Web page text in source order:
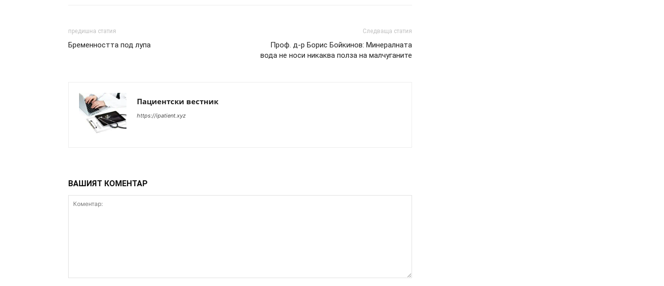
предишна статия
Бременността под лупа
Следваща статия
Проф. д-р Борис Бойкинов: Минералната
вода не носи никаква полза на малчуганите
Пациентски вестник
https://ipatient.xyz
ВАШИЯТ КОМЕНТАР